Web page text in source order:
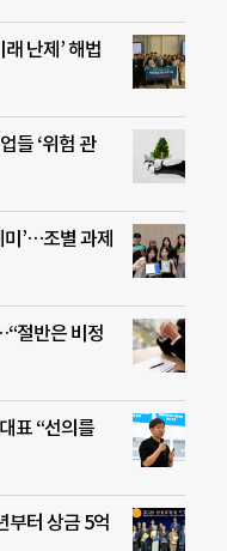
난제’ 해법
들 ‘위험 관
미’…조별 과제
절반은 비정
표 “선의를
부터 상금 5억